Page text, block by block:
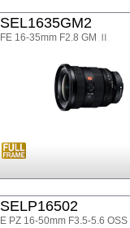
SEL1635GM2
FE 16-35mm F2.8 GM Ⅱ
SELP16502
E PZ 16-50mm F3.5-5.6 OSS II